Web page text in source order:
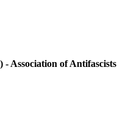
Association of Antifascists